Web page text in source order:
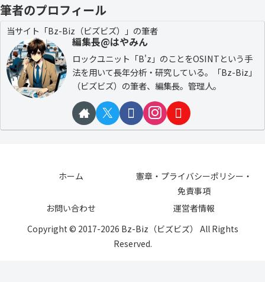
筆者のプロフィール
当サイト「Bz-Biz（ビズビズ）」の筆者
編集長@はやみん
ロックユニット「B'z」のことをOSINTという手
法を用いて長年分析・研究している。「Bz-Biz」
（ビズビズ）の筆者、編集長。管理人。
ホーム
憲章・プライバシーポリシー・
免責事項
お問い合わせ
運営者情報
Copyright © 2017-2026 Bz-Biz（ビズビズ） All Rights
Reserved.